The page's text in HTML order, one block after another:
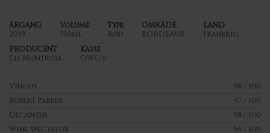
ÅRGANG
2019
Volume
750ml
Type
Rød
OMRÅDE
BORDEAUX
LAND
Frankrig
PRODUCENT
Ch. Montrose
Kasse
OWC/6
Vinous
98 / 100
Robert Parker
97 / 100
Decanter
98 / 100
Wine Spectator
96 / 100